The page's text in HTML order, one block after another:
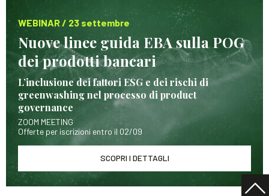
WEBINAR / 23 settembre
Nuove linee guida EBA sulla POG
dei prodotti bancari
L’inclusione dei fattori ESG e dei rischi di
greenwashing nel processo di product
governance
ZOOM MEETING
Offerte per iscrizioni entro il 02/09
SCOPRI I DETTAGLI